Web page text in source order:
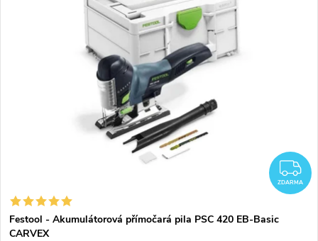
ZDARMA
Festool - Akumulátorová přímočará pila PSC 420 EB-Basic
CARVEX